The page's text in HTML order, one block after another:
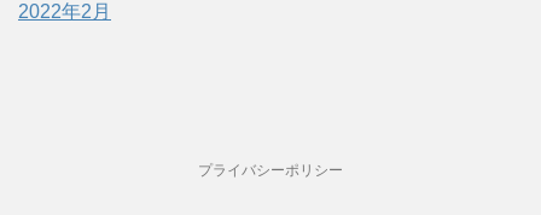
2022年2月
プライバシーポリシー